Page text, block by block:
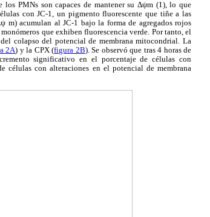
los PMNs son capaces de mantener su Δψm (1), lo que
con JC-1, un pigmento fluorescente que tiñe a las
m) acumulan al JC-1 bajo la forma de agregados rojos
que exhiben fluorescencia verde. Por tanto, el
colapso del potencial de membrana mitocondrial. La
2A) y la CPX (figura 2B). Se observó que tras 4 horas de
significativo en el porcentaje de células con
células con alteraciones en el potencial de membrana